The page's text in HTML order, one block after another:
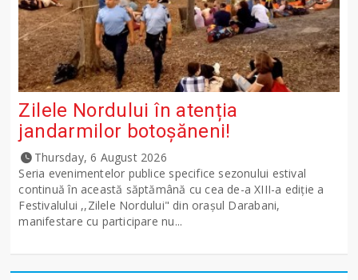
Zilele Nordului în atenția
jandarmilor botoșăneni!
Thursday, 6 August 2026
Seria evenimentelor publice specifice sezonului estival
continuă în această săptămână cu cea de-a XIII-a ediție a
Festivalului ,,Zilele Nordului" din orașul Darabani,
manifestare cu participare nu...